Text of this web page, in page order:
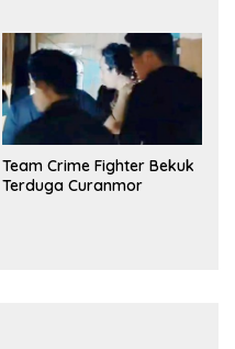
Team Crime Fighter Bekuk
Terduga Curanmor